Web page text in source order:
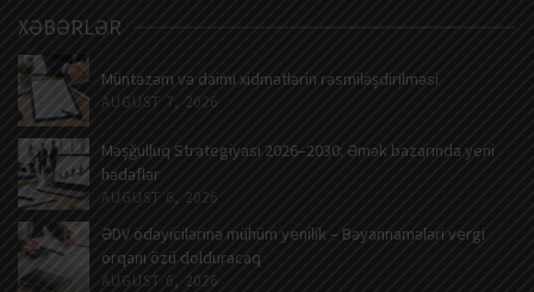
XƏBƏRLƏR
Müntəzəm və daimi xidmətlərin rəsmiləşdirilməsi
AUGUST 7, 2026
Məşğulluq Strategiyası 2026–2030: Əmək bazarında yeni
hədəflər
AUGUST 6, 2026
ƏDV ödəyicilərinə mühüm yenilik – Bəyannamələri vergi
orqanı özü dolduracaq
AUGUST 6, 2026